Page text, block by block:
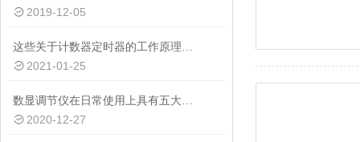
2019-12-05
这些关于计数器定时器的工作原理，一般人都不知道
2021-01-25
数显调节仪在日常使用上具有五大特点
2020-12-27